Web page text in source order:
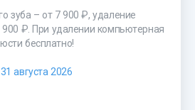
зуба – от 7 900 ₽, удаление
900 ₽ . При удалении компьютерная
бесплатно!
августа 2026